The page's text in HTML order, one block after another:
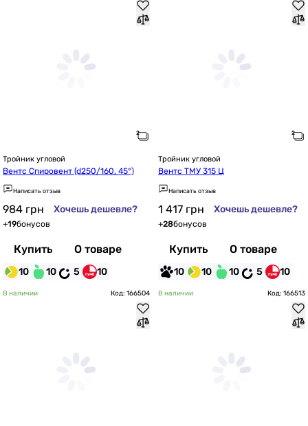
Тройник угловой
Вентс Спировент (d250/160, 45°)
Написать отзыв
984 грн Хочешь дешевле?
+19бонусов
Купить О товаре
10 10 5 10
Тройник угловой
Вентс ТМУ 315 Ц
Написать отзыв
1 417 грн Хочешь дешевле?
+28бонусов
Купить О товаре
10 10 10 5 10
В наличии Код: 166504 В наличии Код: 166513